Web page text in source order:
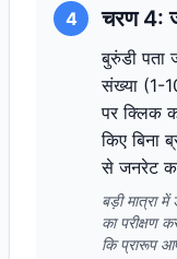
4 चरण 4:
बुरुंडी पता
संख्या (1-
पर क्लिक
किए बिना
से जनरेट
बड़ी मात्रा
का परीक्षण
कि प्रारूप